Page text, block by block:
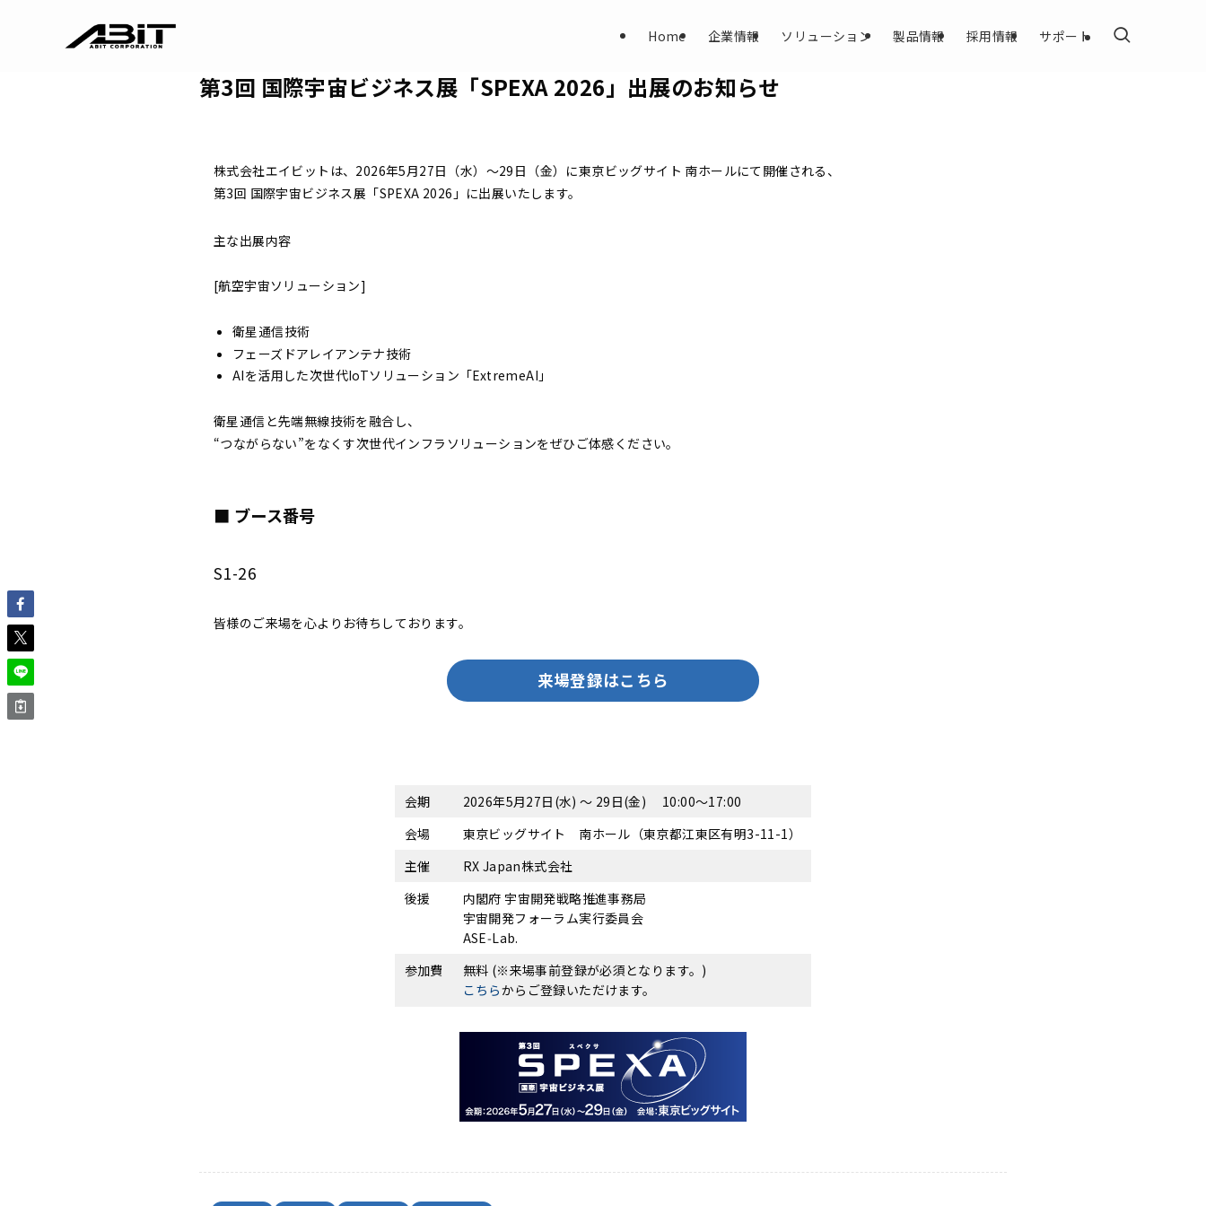
Home 企業情報 ソリューション 製品情報 採用情報 サポート
第3回 国際宇宙ビジネス展「SPEXA 2026」出展のお知らせ
株式会社エイビットは、2026年5月27日（水）〜29日（金）に東京ビッグサイト 南ホールにて開催される、
第3回 国際宇宙ビジネス展「SPEXA 2026」に出展いたします。
主な出展内容
[航空宇宙ソリューション]
衛星通信技術
フェーズドアレイアンテナ技術
AIを活用した次世代IoTソリューション「ExtremeAI」
衛星通信と先端無線技術を融合し、
“つながらない”をなくす次世代インフラソリューションをぜひご体感ください。
■ ブース番号
S1-26
皆様のご来場を心よりお待ちしております。
来場登録はこちら
会期
2026年5月27日(水) 〜 29日(金) 10:00～17:00
会場
東京ビッグサイト 南ホール（東京都江東区有明3-11-1）
主催
RX Japan株式会社
後援
内閣府 宇宙開発戦略推進事務局
宇宙開発フォーラム実行委員会
ASE‑Lab.
参加費
無料 (※来場事前登録が必須となります。)
こちらからご登録いただけます。